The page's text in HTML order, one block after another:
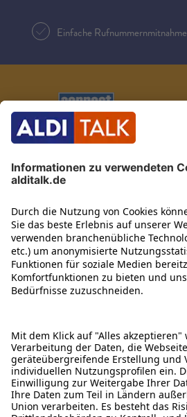
Einfache Rufnummernmitnahme
ALDI TALK WEBSHOP
ALDI TALK MOBILFUNK